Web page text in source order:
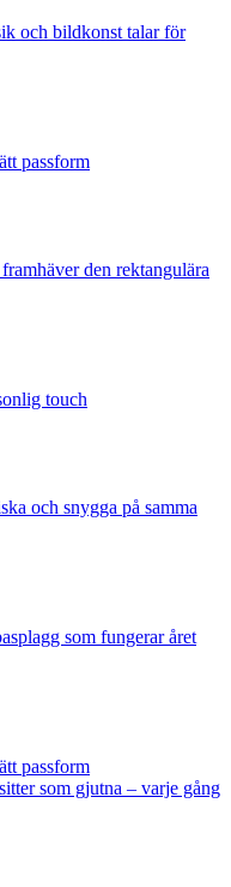
och bildkonst talar för
passform
den rektangulära
touch
och snygga på samma
som fungerar året
passform
som gjutna – varje gång